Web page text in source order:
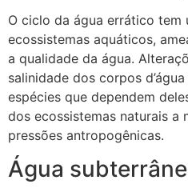
O ciclo da água errático tem
ecossistemas aquáticos,
a qualidade da água.
salinidade dos corpos
espécies que dependem
dos ecossistemas naturais a
pressões antropogênicas.
Água